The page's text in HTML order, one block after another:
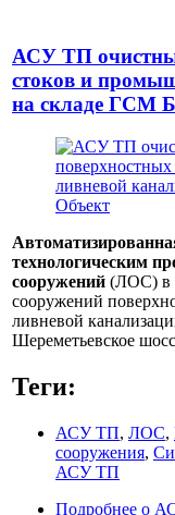
АСУ ТП
стоков и
на складе ГСМ
технологическим
сооружений (ЛОС) в
сооружений
ливневой
Шереметьевское
Теги:
АСУ ТП, ЛОС,
сооружения,
АСУ ТП
Подробнее о